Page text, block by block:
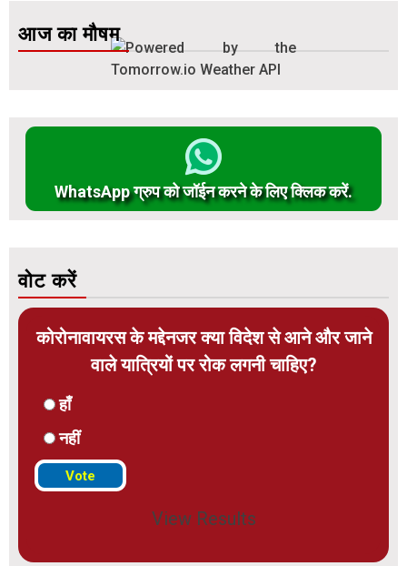
आज का मौषम
WhatsApp ग्रुप को जॉईन करने के लिए क्लिक करें.
वोट करें
कोरोनावायरस के मद्देनजर क्या विदेश से आने और जाने
वाले यात्रियों पर रोक लगनी चाहिए?
हाँ
नहीं
View Results